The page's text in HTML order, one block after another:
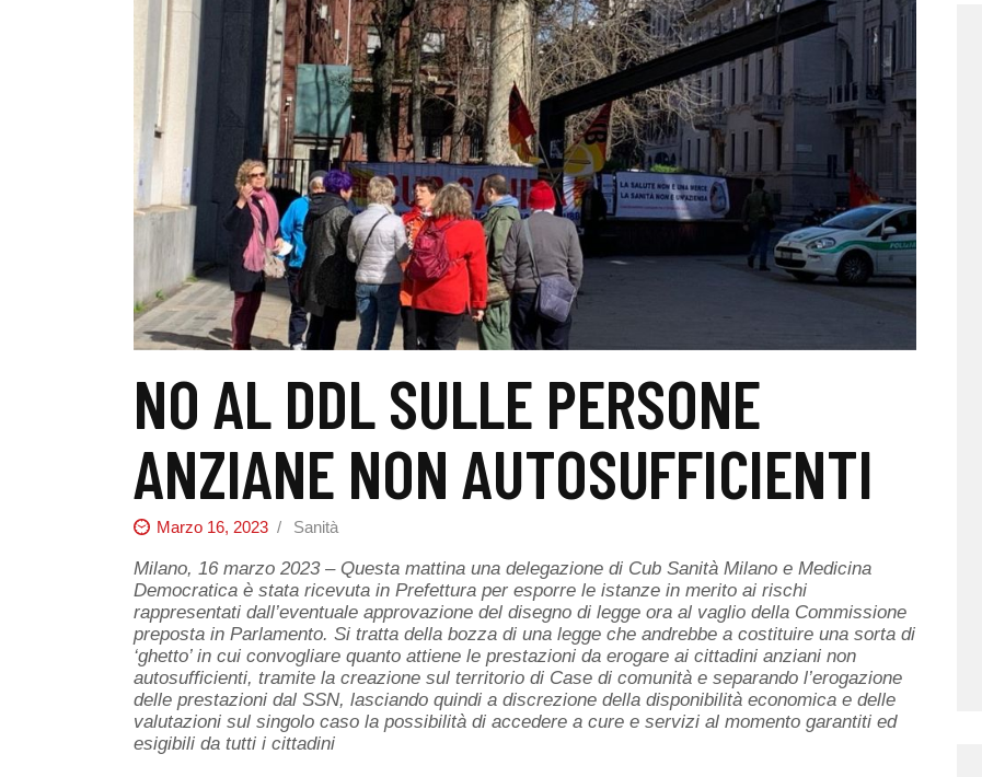
RASSEGNA STAMPA
NO AL DDL SULLE PERSONE
ANZIANE NON AUTOSUFFICIENTI
Marzo 16, 2023 Sanità
Milano, 16 marzo 2023 – Questa mattina una delegazione di Cub Sanità Milano e Medicina
Democratica è stata ricevuta in Prefettura per esporre le istanze in merito ai rischi
rappresentati dall’eventuale approvazione del disegno di legge ora al vaglio della Commissione
preposta in Parlamento. Si tratta della bozza di una legge che andrebbe a costituire una sorta di
‘ghetto’ in cui convogliare quanto attiene le prestazioni da erogare ai cittadini anziani non
autosufficienti, tramite la creazione sul territorio di Case di comunità e separando l’erogazione
delle prestazioni dal SSN, lasciando quindi a discrezione della disponibilità economica e delle
valutazioni sul singolo caso la possibilità di accedere a cure e servizi al momento garantiti ed
esigibili da tutti i cittadini